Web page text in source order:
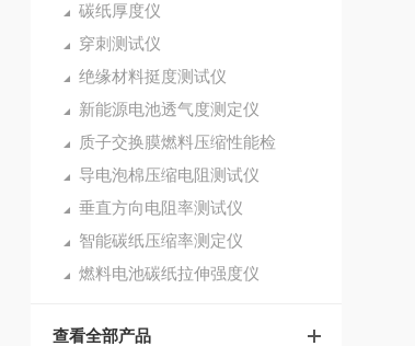
碳纸厚度仪
穿刺测试仪
绝缘材料挺度测试仪
新能源电池透气度测定仪
质子交换膜燃料压缩性能检
导电泡棉压缩电阻测试仪
垂直方向电阻率测试仪
智能碳纸压缩率测定仪
燃料电池碳纸拉伸强度仪
查看全部产品